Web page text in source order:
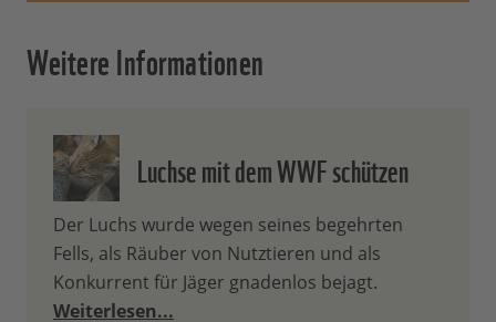
Weitere Informationen
Luchse mit dem WWF schützen
Der Luchs wurde wegen seines begehrten
Fells, als Räuber von Nutztieren und als
Konkurrent für Jäger gnadenlos bejagt.
Weiterlesen...